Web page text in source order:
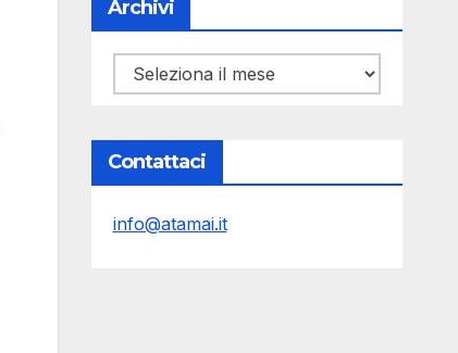
Archivi
Archivi
Contattaci
info@atamai.it